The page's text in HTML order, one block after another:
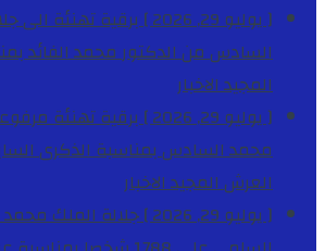
[ يوليو 29, 2026 ]
برقية تهنئة الى
السادس من الدكتور محمد الفائد
المجيدالاخبار
[ يوليو 29, 2026 ]
برقية تهنئة
محمد السادس بمناسبة الذكرى
العرش المجيدالاخبار
[ يوليو 29, 2026 ]
جلالة الملك